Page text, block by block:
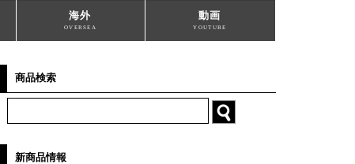
海外
OVERSEA
動画
YOUTUBE
商品検索
新商品情報